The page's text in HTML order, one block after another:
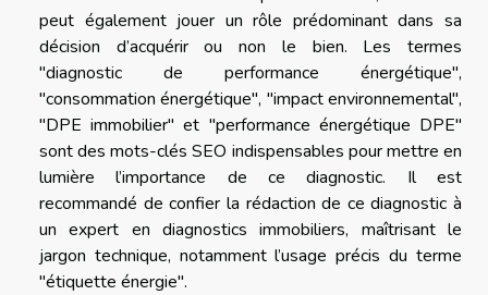
peut également jouer un rôle prédominant dans sa
décision d’acquérir ou non le bien. Les termes
"diagnostic de performance énergétique",
"consommation énergétique", "impact environnemental",
"DPE immobilier" et "performance énergétique DPE"
sont des mots-clés SEO indispensables pour mettre en
lumière l’importance de ce diagnostic. Il est
recommandé de confier la rédaction de ce diagnostic à
un expert en diagnostics immobiliers, maîtrisant le
jargon technique, notamment l’usage précis du terme
"étiquette énergie".